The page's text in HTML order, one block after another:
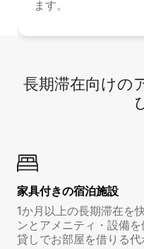
ます。
長期滞在向け⁠の
家具付き⁠の宿⁠泊⁠施⁠設
1か月以上の長期滞在を
ンとアメニティ・設備
貸しでお部屋を借りる代